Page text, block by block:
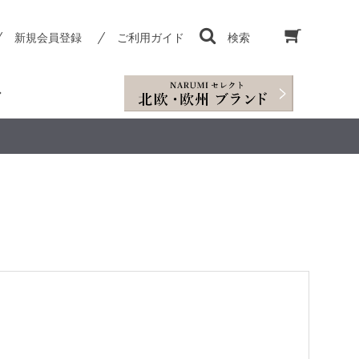
新規会員登録 ご利用ガイド 検索